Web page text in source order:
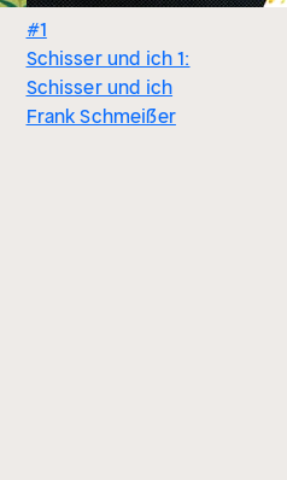
#1
Schisser und ich 1:
Schisser und ich
Frank Schmeißer